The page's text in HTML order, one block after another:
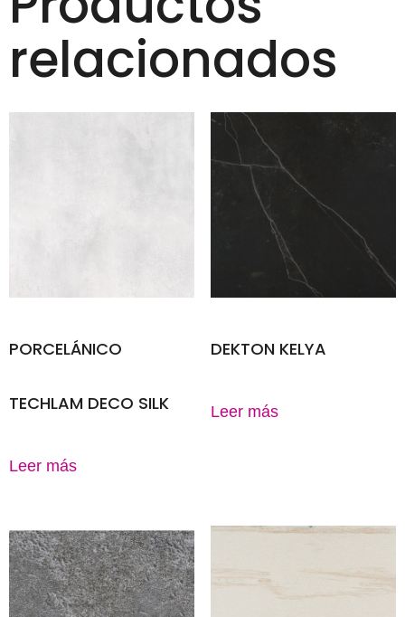
relacionados
PORCELÁNICO
TECHLAM DECO SILK
Leer más
DEKTON KELYA
Leer más